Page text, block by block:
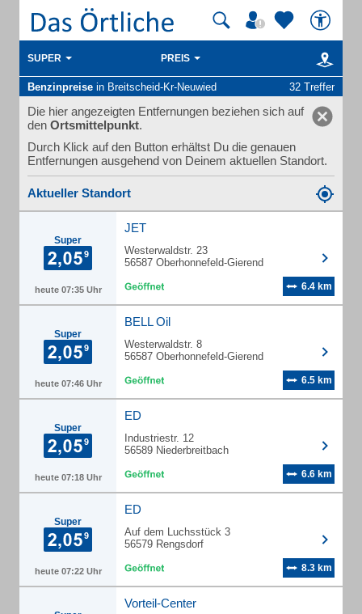
SUPER PREIS
Benzinpreise in Breitscheid-Kr-Neuwied 32 Treffer
Die hier angezeigten Entfernungen beziehen sich auf
den Ortsmittelpunkt.
Durch Klick auf den Button erhältst Du die genauen
Entfernungen ausgehend von Deinem aktuellen Standort.
Aktueller Standort
Super
heute 07:35 Uhr
JET
Westerwaldstr. 23
56587 Oberhonnefeld-Gierend
6.4 km
Super
heute 07:46 Uhr
BELL Oil
Westerwaldstr. 8
56587 Oberhonnefeld-Gierend
6.5 km
Super
heute 07:18 Uhr
ED
Industriestr. 12
56589 Niederbreitbach
6.6 km
Super
heute 07:22 Uhr
ED
Auf dem Luchsstück 3
56579 Rengsdorf
8.3 km
Vorteil-Center